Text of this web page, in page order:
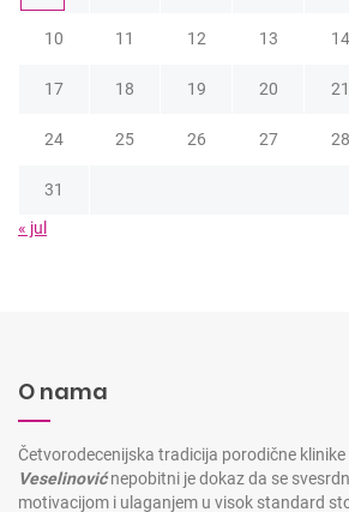
10 11 12 13 14
17 18 19 20 21
24 25 26 27 28
31
« jul
O nama
Četvorodecenijska tradicija porodične klinike
Veselinovićnepobitni je dokaz da se
motivacijom i ulaganjem u visok standard